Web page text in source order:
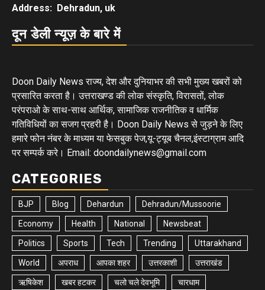
Address: Dehradun, uk
दून डेली न्यूज़ के बारे में
Doon Daily News राज्य, देश और दुनियाभर की सभी मुख्य खबरों को
प्रसारित करता है। उत्तराखण्ड की लोक संस्कृति, विरासतों, लोक
परंपराओ के साथ-साथ आर्थिक, सामाजिक राजनीतिक व धार्मिक
गतिविधियों का सजग प्रहरी है। Doon Daily News से जुड़ने के लिए
हमारे फोन नंबर के माध्यम या फेसबुक पेज,यू-ट्यूब चैनल,इंस्टाग्राम आदि
पर सम्पर्क करे। Email: doondailynews@gmail.com
CATEGORIES
BJP Blog Dehardun Dehradun/Mussoorie
Economy Health National Newsbeat
Politics Sports Tech Trending Uttarakhand
World अपराध आपका शहर उत्तरकाशी उत्तराखंड
ऋषिकेश खबर हटकर चलो चले देवभूमि चारधाम